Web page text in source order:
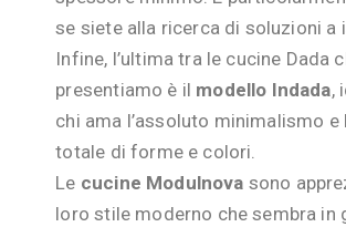
se siete alla ricerca di soluzioni a
Infine, l’ultima tra le cucine Dada
presentiamo è il modello Indada,
chi ama l’assoluto minimalismo e
totale di forme e colori.
Le cucine Modulnova sono
loro stile moderno che sembra in